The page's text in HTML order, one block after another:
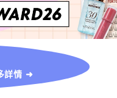
詳情 ➜